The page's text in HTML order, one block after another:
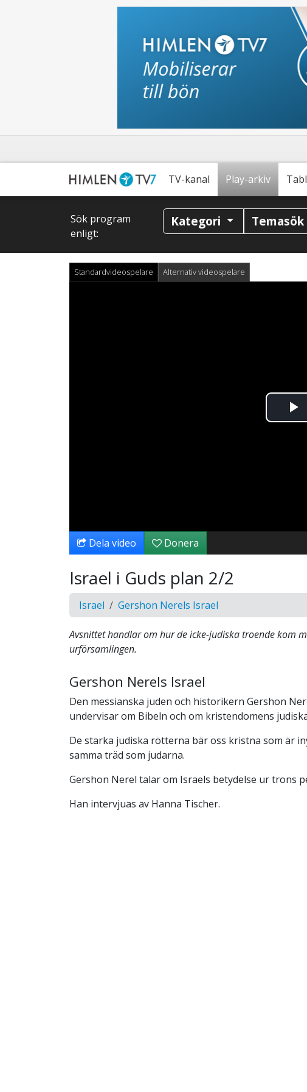
TV-kanal Play-arkiv
Sök program
enligt:
Kategori Temasök
Standardvideospelare Alternativ videospelare
Dela video Donera
Israel i Guds plan 2/2
Israel Gershon Nerels Israel
Avsnittet handlar om hur de icke-judiska troende kom
urförsamlingen.
Gershon Nerels Israel
Den messianska juden och historikern Gershon
undervisar om Bibeln och om kristendomens
De starka judiska rötterna bär oss kristna som är
samma träd som judarna.
Gershon Nerel talar om Israels betydelse ur trons
Han intervjuas av Hanna Tischer.